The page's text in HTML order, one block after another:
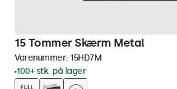
15 Tommer Skærm Metal
Varenummer: 15HD7M
100+ stk. på lager